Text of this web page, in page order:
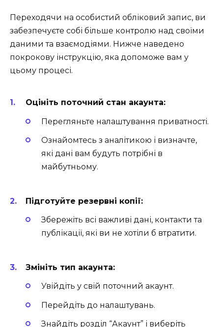
Переходячи на особистий обліковий запис, ви
забезпечуєте собі більше контролю над своїми
даними та взаємодіями. Нижче наведено
покрокову інструкцію, яка допоможе вам у
цьому процесі.
Оцініть поточний стан акаунта:
Перегляньте налаштування приватності.
Ознайомтесь з аналітикою і визначте,
які дані вам будуть потрібні в
майбутньому.
Підготуйте резервні копії:
Збережіть всі важливі дані, контакти та
публікації, які ви не хотіли б втратити.
Змініть тип акаунта:
Увійдіть у свій поточний акаунт.
Перейдіть до налаштувань.
Знайдіть розділ “Акаунт” і виберіть